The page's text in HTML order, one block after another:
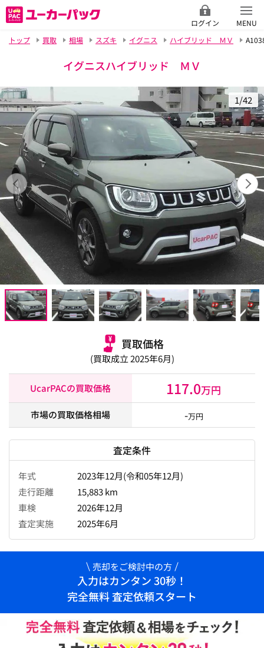
ログイン
MENU
トップ
買取 相場 スズキ イグニス ハイブリッド ＭＶ
イグニスハイブリッド ＭＶ
1/42
買取価格
(買取成立 2025年6月)
UcarPACの買取価格 117.0万円
市場の買取価格相場 -万円
査定条件
年式
2023年12月(令和05年12月)
走行距離
15,883 km
車検
2026年12月
査定実施
2025年6月
売却をご検討中の方
入力はカンタン 30秒！
完全無料 査定依頼スタート